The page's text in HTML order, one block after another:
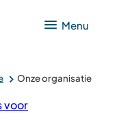
Menu
Onze organisatie
voor